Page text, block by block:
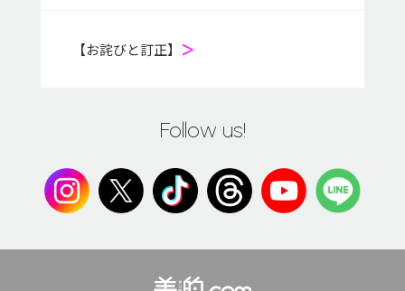
【お詫びと訂正】 ＞
Follow us!